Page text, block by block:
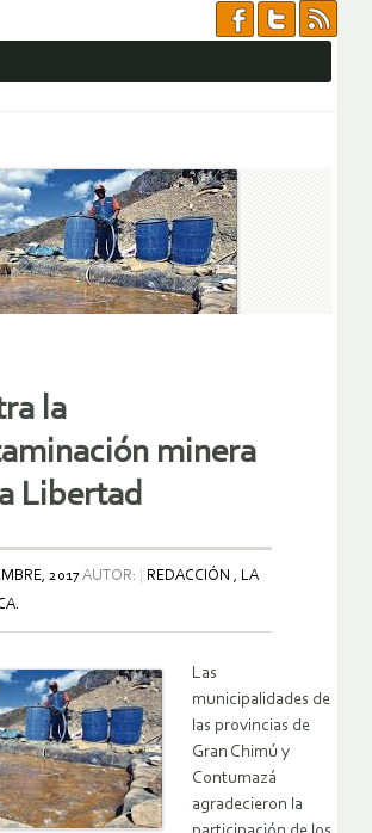
la
minera
Libertad
2017AUTOR:
REDACCIÓN , LA
Las
municipalidades de
las provincias de
Gran Chimú y
Contumazá
agradecieron la